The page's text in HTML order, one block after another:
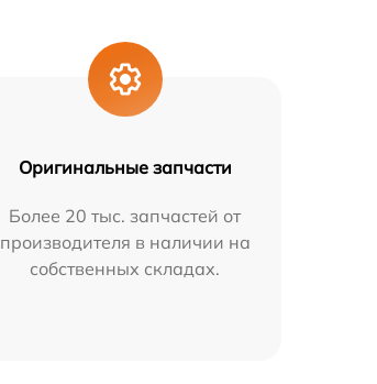
Оригинальные запчасти
Более 20 тыс. запчастей от
производителя в наличии на
собственных складах.